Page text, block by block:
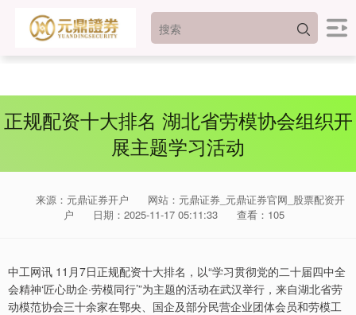
正规配资十大排名 湖北省劳模协会组织开
展主题学习活动
来源：元鼎证券开户
网站：元鼎证券_元鼎证券官网_股票配资开
户
日期：2025-11-17 05:11:33 查看：105
中工网讯 11月7日正规配资十大排名，以“学习贯彻党的二十届四中全
会精神‘匠心助企·劳模同行’”为主题的活动在武汉举行，来自湖北省劳
动模范协会三十余家在鄂央、国企及部分民营企业团体会员和劳模工